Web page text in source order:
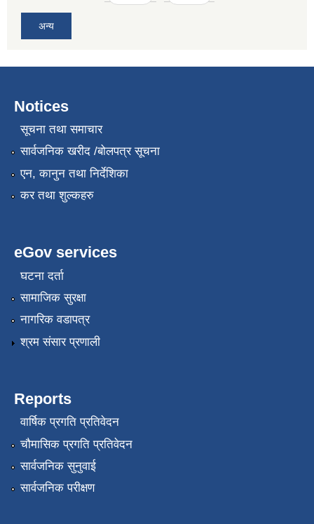
अन्य
Notices
सूचना तथा समाचार
सार्वजनिक खरीद /बोलपत्र सूचना
एन, कानुन तथा निर्देशिका
कर तथा शुल्कहरु
eGov services
घटना दर्ता
सामाजिक सुरक्षा
नागरिक वडापत्र
श्रम संसार प्रणाली
Reports
वार्षिक प्रगति प्रतिवेदन
चौमासिक प्रगति प्रतिवेदन
सार्वजनिक सुनुवाई
सार्वजनिक परीक्षण